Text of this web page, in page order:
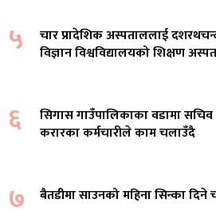
५
चार प्रादेशिक अस्पताललाई
विज्ञान विश्वविद्यालयको शिक्षण
६
सिगास गाउँपालिकाका वडामा
करारका कर्मचारीले काम चलाउँदै
७ बैतडीमा साउनको महिना सिन्का